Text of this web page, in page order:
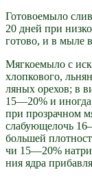
Готовоемыло
20 дней при
готово, и в мыле
Мягкоемыло с
хлопкового,
ляных орехов; в
15—20% и иногда
при прозрачном
слабующелочь
большей
чи 15—20%
ния ядра